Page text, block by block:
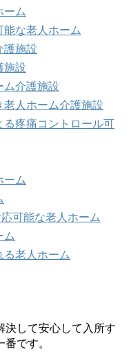
ーム
な老人ホーム
護施設
施設
ム介護施設
人ホーム介護施設
疼痛コントロール可
ーム
可能な老人ホーム
ム
老人ホーム
決して安心して入所す
です。